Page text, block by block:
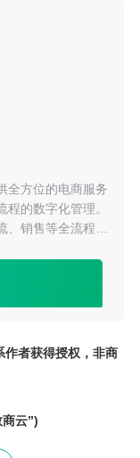
全方位的电商服务
的数字化管理。
、销售等全流程的
作者获得授权，非商
云”)